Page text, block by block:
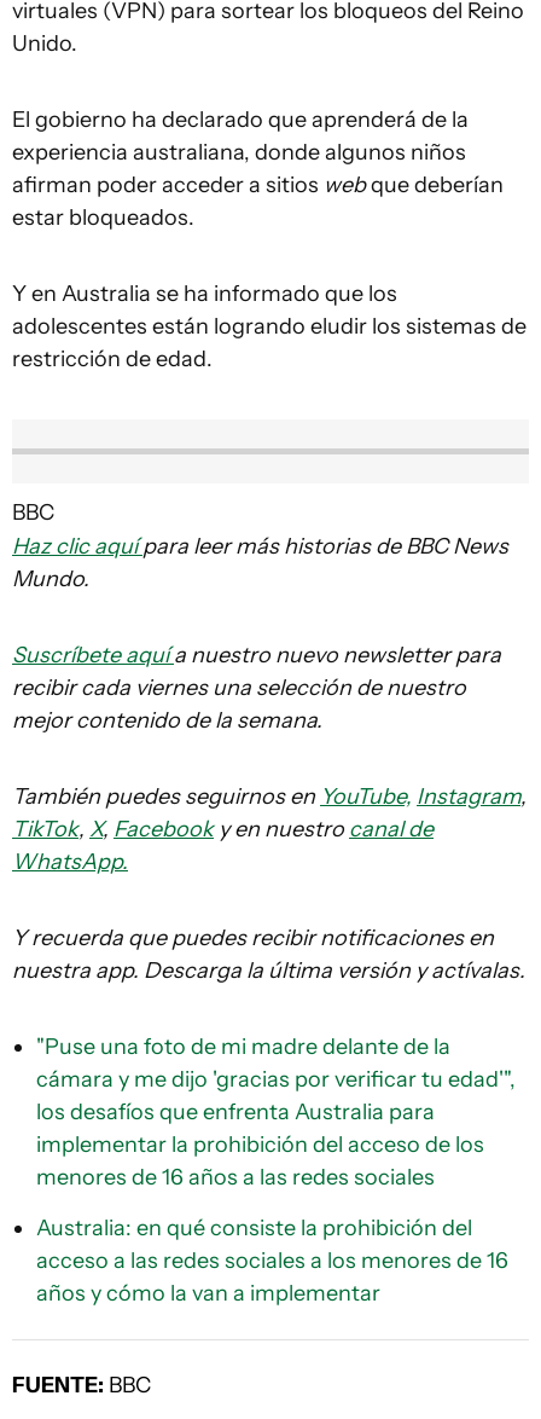
virtuales (VPN) para sortear los bloqueos del Reino
Unido.
El gobierno ha declarado que aprenderá de la
experiencia australiana, donde algunos niños
afirman poder acceder a sitios webque deberían
estar bloqueados.
Y en Australia se ha informado que los
adolescentes están logrando eludir los sistemas de
restricción de edad.
BBC
Haz clic aquípara leer más historias de BBC News
Mundo.
Suscríbete aquía nuestro nuevo newsletter para
recibir cada viernes una selección de nuestro
mejor contenido de la semana.
También puedes seguirnos en YouTube, Instagram,
TikTok, X, Facebooky en nuestro canal de
WhatsApp.
Y recuerda que puedes recibir notificaciones en
nuestra app. Descarga la última versión y actívalas.
"Puse una foto de mi madre delante de la
cámara y me dijo 'gracias por verificar tu edad'",
los desafíos que enfrenta Australia para
implementar la prohibición del acceso de los
menores de 16 años a las redes sociales
Australia: en qué consiste la prohibición del
acceso a las redes sociales a los menores de 16
años y cómo la van a implementar
FUENTE: BBC